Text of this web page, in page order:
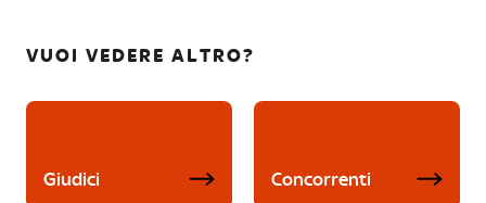
VUOI VEDERE ALTRO?
Giudici Concorrenti